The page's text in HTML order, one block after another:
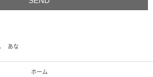
あな
ホーム